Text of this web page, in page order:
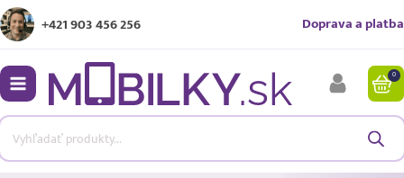
+421 903 456 256 Doprava a platba
0